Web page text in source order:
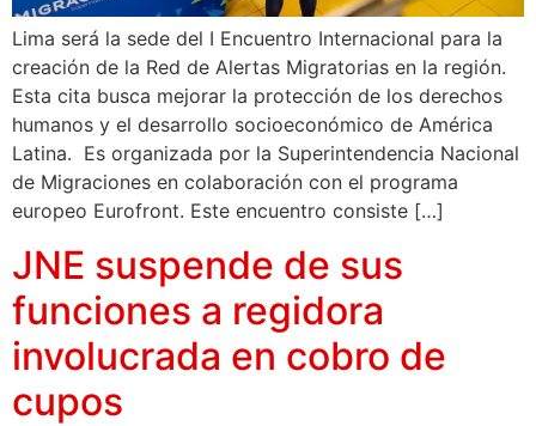
Lima será la sede del I Encuentro Internacional para la
creación de la Red de Alertas Migratorias en la región.
Esta cita busca mejorar la protección de los derechos
humanos y el desarrollo socioeconómico de América
Latina. Es organizada por la Superintendencia Nacional
de Migraciones en colaboración con el programa
europeo Eurofront. Este encuentro consiste […]
JNE suspende de sus
funciones a regidora
involucrada en cobro de
cupos